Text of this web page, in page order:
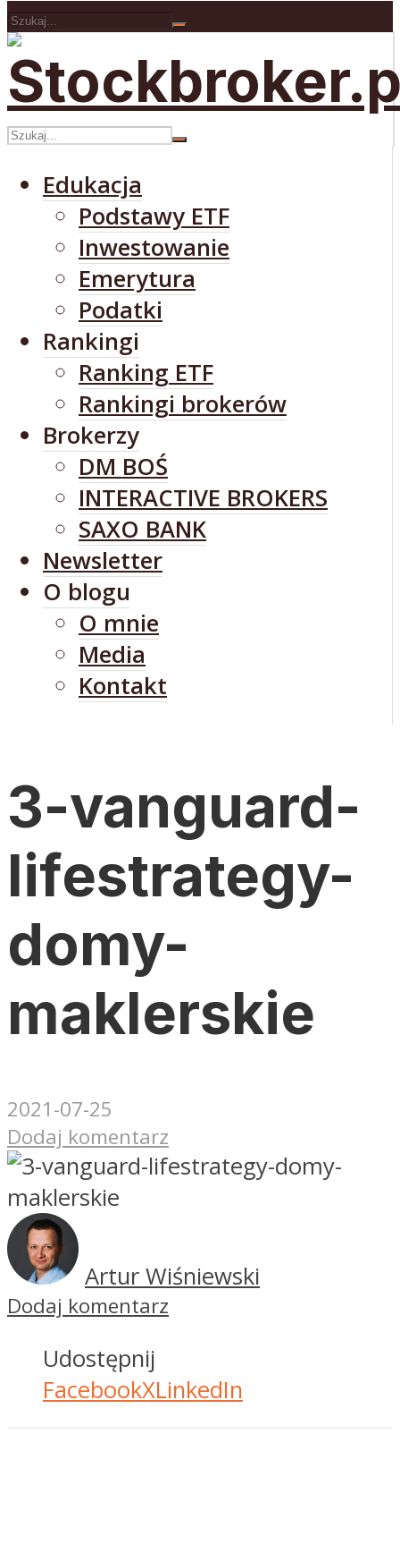
Edukacja
Podstawy ETF
Inwestowanie
Emerytura
Podatki
Rankingi
Ranking ETF
Rankingi brokerów
Brokerzy
DM BOŚ
INTERACTIVE BROKERS
SAXO BANK
Newsletter
O blogu
O mnie
Media
Kontakt
3-vanguard-
lifestrategy-
domy-
maklerskie
2021-07-25
Dodaj komentarz
Artur Wiśniewski
Dodaj komentarz
Udostępnij
FacebookXLinkedIn